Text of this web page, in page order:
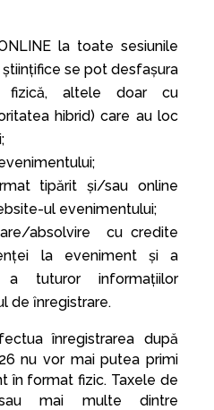
la toate sesiunile
se pot desfaşura
fizică, altele doar cu
hibrid) care au loc
tipărit și/sau online
ul evenimentului;
absolvire cu credite
la eveniment şi a
a tuturor informațiilor
de ȋnregistrare.
înregistrarea după
nu vor mai putea primi
în format fizic. Taxele de
mai multe dintre